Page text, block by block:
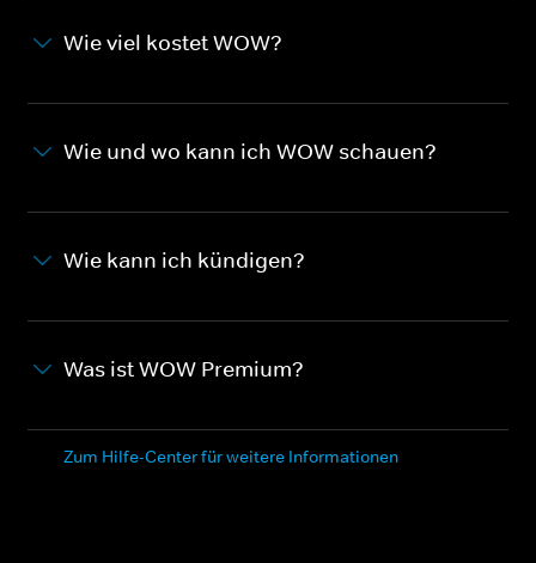
Wie viel kostet WOW?
Wie und wo kann ich WOW schauen?
Wie kann ich kündigen?
Was ist WOW Premium?
Zum Hilfe-Center für weitere Informationen